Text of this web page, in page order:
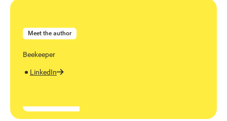
Meet the author
Beekeeper
LinkedIn